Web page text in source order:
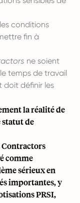
conditions
fin à
ne soient
temps de travail
doit définir les
la réalité de
de
Contractors
comme
sérieux en
importantes, y
PRSI,